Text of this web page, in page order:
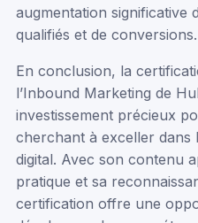
augmentation significative
qualifiés et de conversions.
En conclusion, la
l’Inbound Marketing de
investissement précieux
cherchant à exceller dans
digital. Avec son contenu
pratique et sa
certification offre une